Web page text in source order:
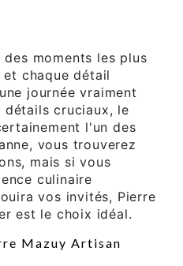
moments les plus
chaque détail
journée vraiment
détails cruciaux, le
l'un des
vous trouverez
mais si vous
culinaire
vos invités, Pierre
est le choix idéal.
Mazuy Artisan